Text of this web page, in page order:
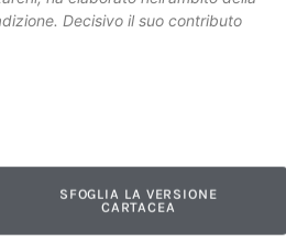
Decisivo il suo contributo
SFOGLIA LA VERSIONE
CARTACEA